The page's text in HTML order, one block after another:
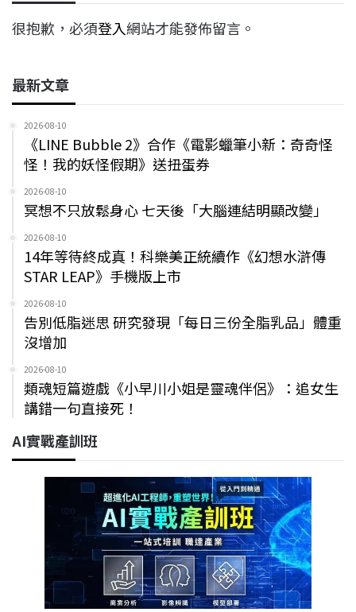
很抱歉，必須登入網站才能發佈留言。
最新文章
2026-08-10
《LINE Bubble 2》合作《電影蠟筆小新：奇奇怪
怪！我的妖怪假期》送扭蛋券
2026-08-10
冥想不只放鬆身心 七天後「大腦連結明顯改變」
2026-08-10
14年等待終成真！科樂美正統續作《幻想水滸傳
STAR LEAP》手機版上市
2026-08-10
告別低脂迷思 研究發現「每日三份全脂乳品」體重
沒增加
2026-08-10
類魂短篇遊戲《小早川小姐是靈魂伴侶》：追女生
講錯一句直接死！
AI實戰產訓班